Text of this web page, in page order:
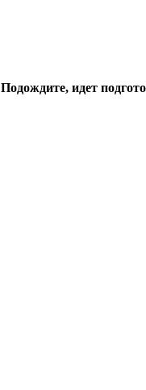
Подождите, идет